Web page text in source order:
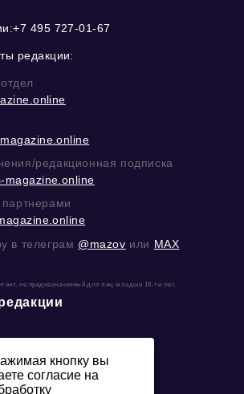
+7 495 727-01-67
редакции:
редакционная подписка
magazine.online
в телеграм @mazov или MAX
не предназначенный для лиц младше 16-ти лет.
кнопку вы
согласие на